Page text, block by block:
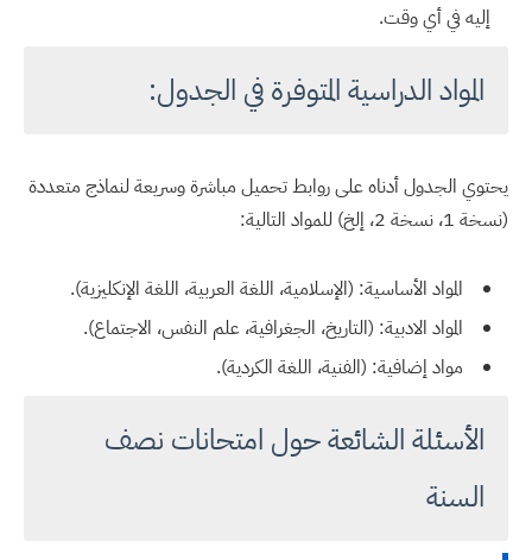
إليه في أي وقت.
المواد الدراسية المتوفرة في الجدول:
يحتوي الجدول أدناه على روابط تحميل مباشرة وسريعة لنماذج متعددة
(نسخة 1، نسخة 2، إلخ) للمواد التالية:
المواد الأساسية: (الإسلامية، اللغة العربية، اللغة الإنكليزية).
المواد الادبية: (التاريخ، الجغرافية، علم النفس، الاجتماع).
مواد إضافية: (الفنية، اللغة الكردية).
الأسئلة الشائعة حول امتحانات نصف
السنة